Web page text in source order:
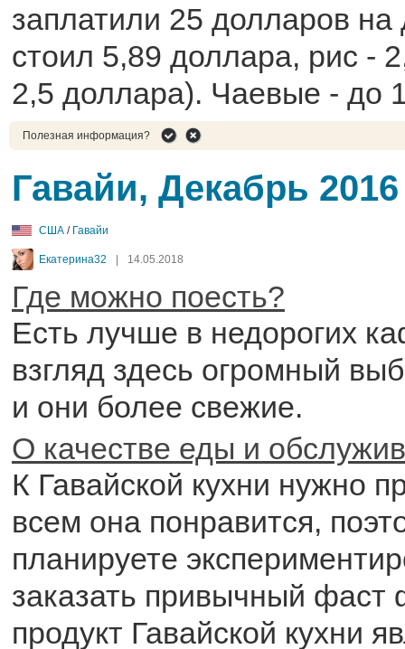
заплатили 25 долларов
стоил 5,89 доллара, рис -
2,5 доллара). Чаевые - до
Полезная информация?
Гавайи, Декабрь 2016
США / Гавайи
Екатерина32 14.05.2018
Где можно поесть?
Есть лучше в недорогих
взгляд здесь огромный
и они более свежие.
О качестве еды и
К Гавайской кухни нужно
всем она понравится,
планируете
заказать привычный фаст
продукт Гавайской кухни